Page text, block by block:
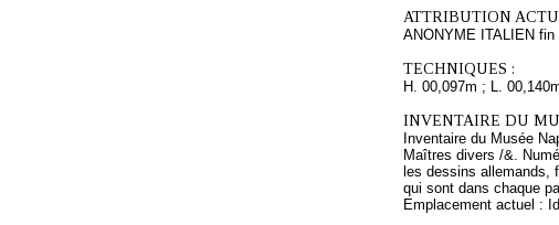
ATTRIBUTION
ANONYME ITALIEN fin
TECHNIQUES :
H. 00,097m ; L.
INVENTAIRE DU
Inventaire du Musée
Maîtres divers /&.
les dessins allemands,
qui sont dans chaque
Emplacement actuel :